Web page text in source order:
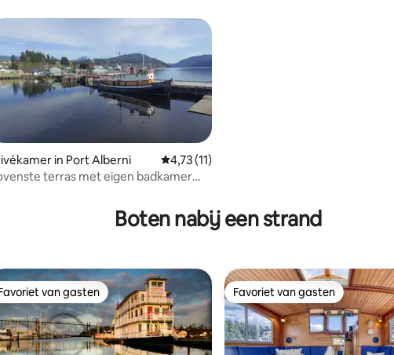
van 4,92 uit 5, 59 recensies
in Port Alberni Gemiddelde beoordeling van 4,73 uit 5, 11
4,73 (11)
terras met eigen badkamer
Boten nabij een strand
van gasten
van gasten Favoriet van gasten
Favoriet van gasten